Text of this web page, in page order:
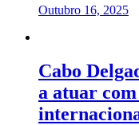
Outubro 16, 2025
Cabo
a atuar